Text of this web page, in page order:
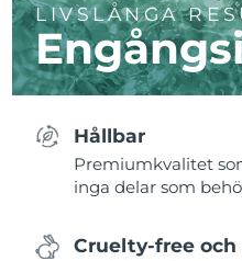
LIVSLÅNGA
Hållbar
Premiumkvalitet
inga delar som
Cruelty-free och